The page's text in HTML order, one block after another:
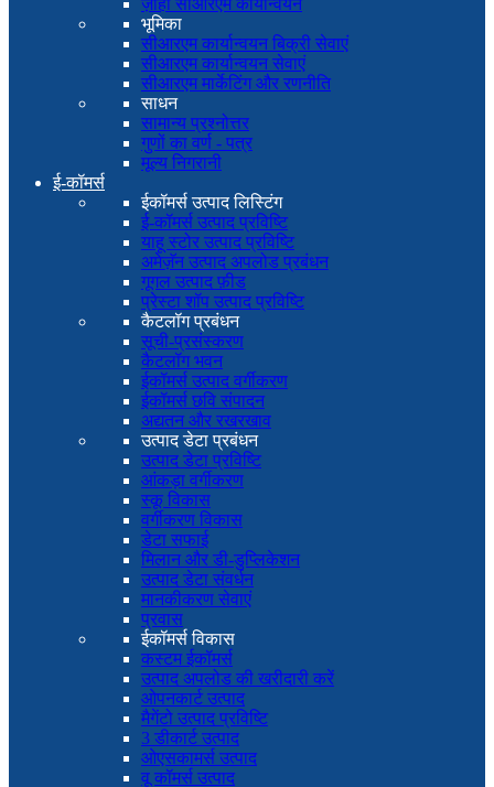
ज़ोहो सीआरएम कार्यान्वयन
भूमिका
सीआरएम कार्यान्वयन बिक्री सेवाएं
सीआरएम कार्यान्वयन सेवाएं
सीआरएम मार्केटिंग और रणनीति
साधन
सामान्य प्रश्नोत्तर
गुणों का वर्ण - पत्र
मूल्य निगरानी
ई-कॉमर्स
ईकॉमर्स उत्पाद लिस्टिंग
ई-कॉमर्स उत्पाद प्रविष्टि
याहू स्टोर उत्पाद प्रविष्टि
अमेज़ॅन उत्पाद अपलोड प्रबंधन
गूगल उत्पाद फ़ीड
प्रेस्टा शॉप उत्पाद प्रविष्टि
कैटलॉग प्रबंधन
सूची-प्रसंस्करण
कैटलॉग भवन
ईकॉमर्स उत्पाद वर्गीकरण
ईकॉमर्स छवि संपादन
अद्यतन और रखरखाव
उत्पाद डेटा प्रबंधन
उत्पाद डेटा प्रविष्टि
आंकड़ा वर्गीकरण
स्कू विकास
वर्गीकरण विकास
डेटा सफाई
मिलान और डी-डुप्लिकेशन
उत्पाद डेटा संवर्धन
मानकीकरण सेवाएं
प्रवास
ईकॉमर्स विकास
कस्टम ईकॉमर्स
उत्पाद अपलोड की खरीदारी करें
ओपनकार्ट उत्पाद
मैगेंटो उत्पाद प्रविष्टि
3 डीकार्ट उत्पाद
ओएसकामर्स उत्पाद
वू कॉमर्स उत्पाद